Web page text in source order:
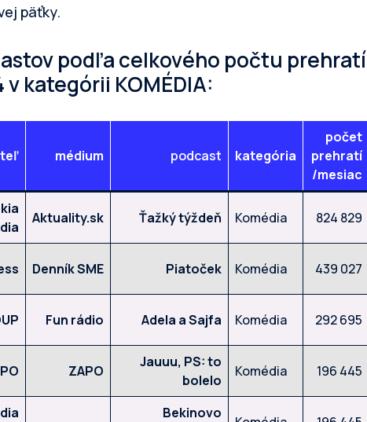
päťky.
podľa celkového počtu prehratí
kategórii KOMÉDIA:
médium podcast kategória
počet
prehratí
/mesiac
Aktuality.sk Ťažký týždeň Komédia 824 829
Denník SME Piatoček Komédia 439 027
Fun rádio Adela a Sajfa Komédia 292 695
ZAPO
Jauuu, PS: to
bolelo
Komédia 196 445
Bekinovo